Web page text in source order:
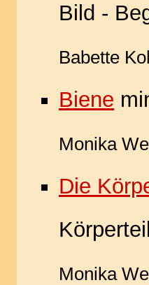
Bild -
Babette
Biene
Monika
Die
Monika